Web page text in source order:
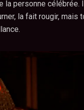
la personne célébrée.
la fait rougir, mais